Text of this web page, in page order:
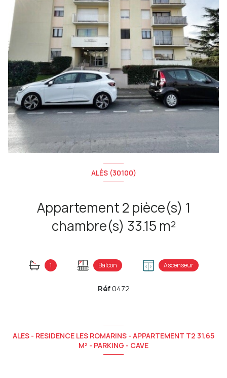
ALÈS (30100)
Appartement 2 pièce(s) 1
chambre(s) 33.15 m²
1 Balcon Ascenseur
Réf0472
ALES - RESIDENCE LES ROMARINS - APPARTEMENT T2 31.65
M² - PARKING - CAVE